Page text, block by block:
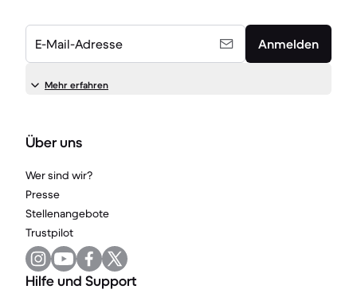
E-Mail-Adresse Anmelden
Mehr erfahren
Über uns
Wer sind wir?
Presse
Stellenangebote
Trustpilot
Hilfe und Support